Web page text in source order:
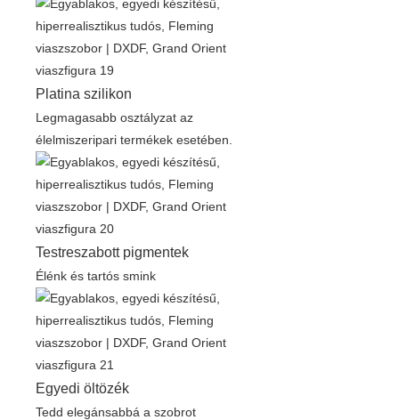
Platina szilikon
Legmagasabb osztályzat az
élelmiszeripari termékek esetében.
Testreszabott pigmentek
Élénk és tartós smink
Egyedi öltözék
Tedd elegánsabbá a szobrot